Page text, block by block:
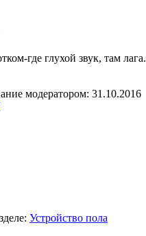
где глухой звук, там лага.
модератором: 31.10.2016
Устройство пола